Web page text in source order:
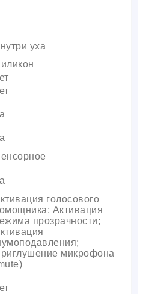
уха
голосового
Активация
прозрачности;
микрофона